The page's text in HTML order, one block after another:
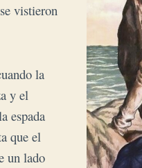
vistieron
la
y el
espada
que el
un lado